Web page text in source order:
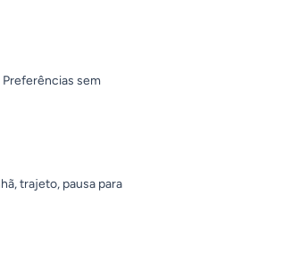
Preferências sem
trajeto, pausa para